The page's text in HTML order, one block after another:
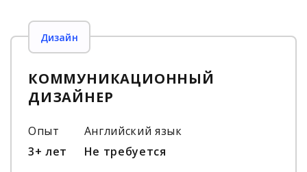
Дизайн
КОММУНИКАЦИОННЫЙ
ДИЗАЙНЕР
Опыт
3+ лет
Английский язык
Не требуется